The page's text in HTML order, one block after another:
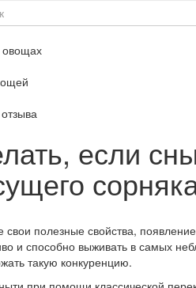
овощах
если
свои полезные свойства,
и способно выживать в самых
такую конкуренцию.